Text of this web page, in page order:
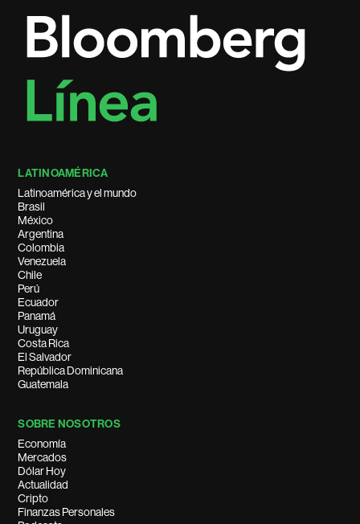
LATINOAMÉRICA
Latinoamérica y el mundo
Brasil
México
Argentina
Colombia
Venezuela
Chile
Perú
Ecuador
Panamá
Uruguay
Costa Rica
El Salvador
República Dominicana
Guatemala
SOBRE NOSOTROS
Economía
Mercados
Dólar Hoy
Actualidad
Cripto
Finanzas Personales